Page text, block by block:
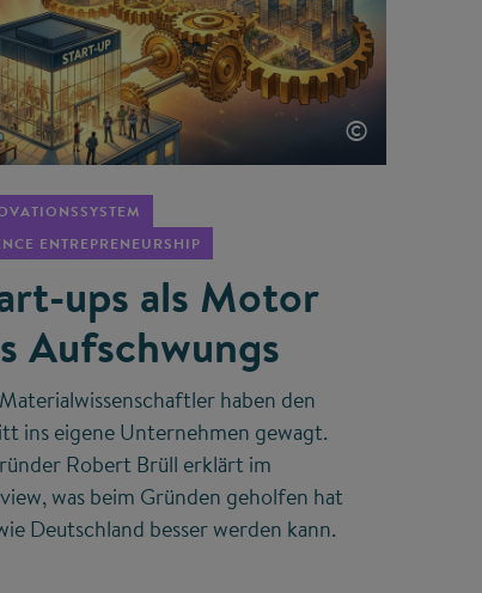
©
ENTREPRENEURSHIP
ups als Motor
Aufschwungs
haben den
ins eigene Unternehmen gewagt.
Robert Brüll erklärt im
was beim Gründen geholfen hat
Deutschland besser werden kann.